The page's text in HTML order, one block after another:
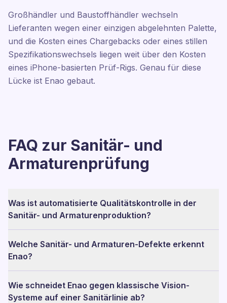
Großhändler und Baustoffhändler wechseln
Lieferanten wegen einer einzigen abgelehnten Palette,
und die Kosten eines Chargebacks oder eines stillen
Spezifikationswechsels liegen weit über den Kosten
eines iPhone-basierten Prüf-Rigs. Genau für diese
Lücke ist Enao gebaut.
FAQ zur Sanitär- und
Armaturenprüfung
Was ist automatisierte Qualitätskontrolle in der
Sanitär- und Armaturenproduktion?
Welche Sanitär- und Armaturen-Defekte erkennt
Enao?
Wie schneidet Enao gegen klassische Vision-
Systeme auf einer Sanitärlinie ab?